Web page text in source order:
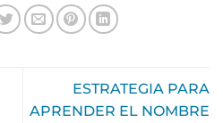
ESTRATEGIA PARA
APRENDER EL NOMBRE